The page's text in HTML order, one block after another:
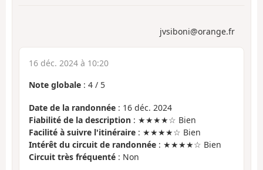
jvsiboni@orange.fr
16 déc. 2024 à 10:20
Note globale : 4 / 5
Date de la randonnée : 16 déc. 2024
Fiabilité de la description : ★★★★☆ Bien
Facilité à suivre l'itinéraire : ★★★★☆ Bien
Intérêt du circuit de randonnée : ★★★★☆ Bien
Circuit très fréquenté : Non